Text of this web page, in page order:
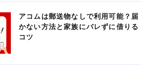
アコムは郵送物なしで利用可能？届
かない方法と家族にバレずに借りる
コツ